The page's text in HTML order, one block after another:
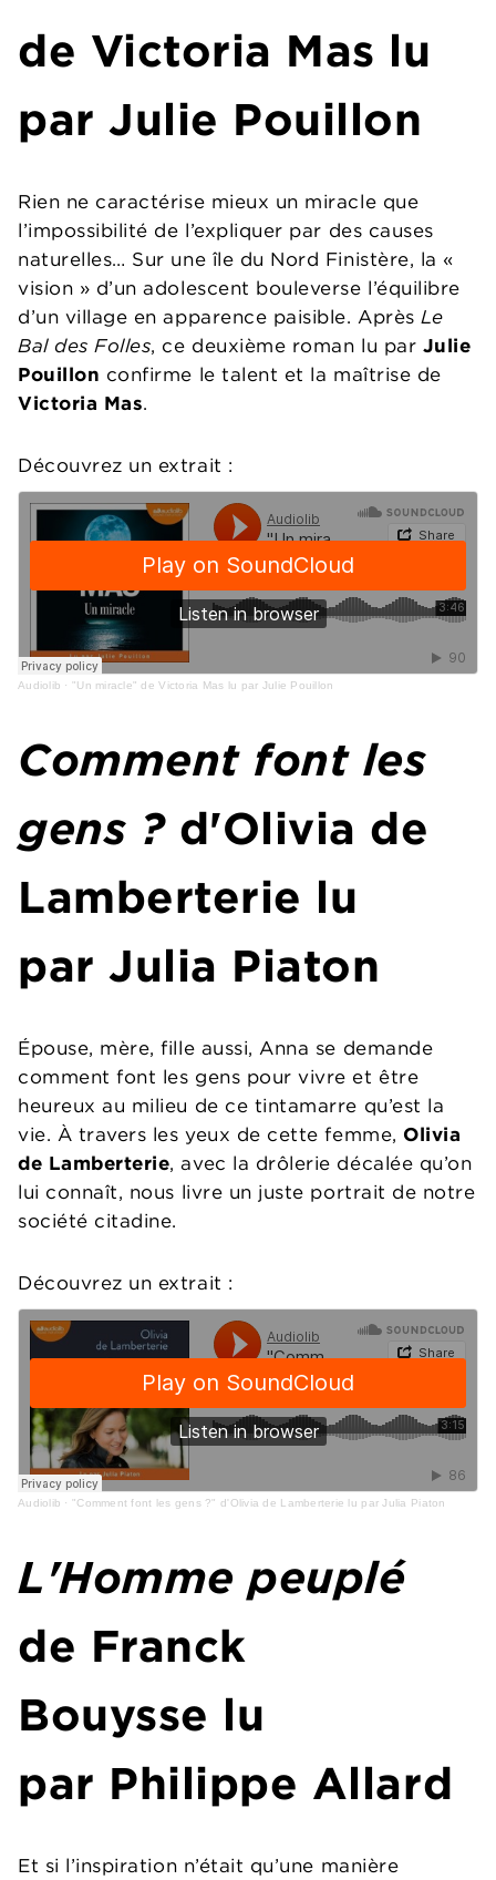
de Victoria Mas lu
par Julie Pouillon
Rien ne caractérise mieux un miracle que
l’impossibilité de l’expliquer par des causes
naturelles… Sur une île du Nord Finistère, la «
vision » d’un adolescent bouleverse l’équilibre
d’un village en apparence paisible. AprèsLe
Bal des Folles, ce deuxième roman lu par Julie
Pouillon confirme le talent et la maîtrise de
Victoria Mas.
Découvrez un extrait :
Audiolib · "Un miracle" de Victoria Mas lu par Julie Pouillon
Comment font les
gens ?d'Olivia de
Lamberterie lu
par Julia Piaton
Épouse, mère, fille aussi, Anna se demande
comment font les gens pour vivre et être
heureux au milieu de ce tintamarre qu’est la
vie. À travers les yeux de cette femme, Olivia
de Lamberterie, avec la drôlerie décalée qu’on
lui connaît, nous livre un juste portrait de notre
société citadine.
Découvrez un extrait :
Audiolib · "Comment font les gens ?" d'Olivia de Lamberterie lu par Julia Piaton
L'Homme peuplé
de Franck
Bouysse lu
par Philippe Allard
Et si l’inspiration n’était qu’une manière